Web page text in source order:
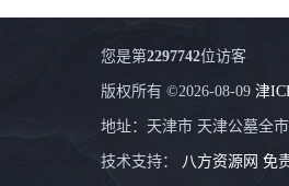
永安陵人文纪念园
永安陵
天津殡葬服务
您是第2297742位访客
版权所有 ©2026-08-09 津
地址：天津市 天津公墓全
技术支持： 八方资源网 免